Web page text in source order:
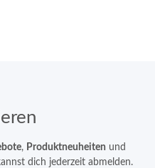
, Produktneuheiten und
dich jederzeit abmelden.